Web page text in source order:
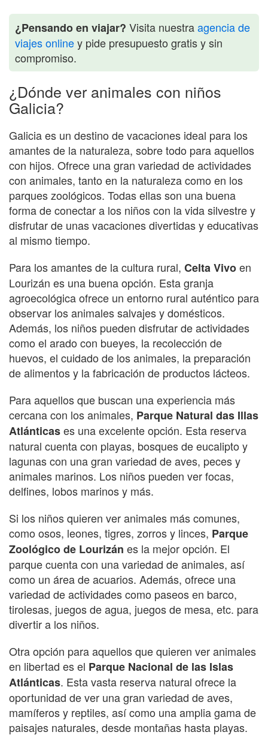
¿Pensando en viajar? Visita nuestraagencia de
viajes onliney pide presupuesto gratis y sin
compromiso.
¿Dónde ver animales con niños
Galicia?
Galicia es un destino de vacaciones ideal para los
amantes de la naturaleza, sobre todo para aquellos
con hijos. Ofrece una gran variedad de actividades
con animales, tanto en la naturaleza como en los
parques zoológicos. Todas ellas son una buena
forma de conectar a los niños con la vida silvestre y
disfrutar de unas vacaciones divertidas y educativas
al mismo tiempo.
Para los amantes de la cultura rural, Celta Vivoen
Lourizán es una buena opción. Esta granja
agroecológica ofrece un entorno rural auténtico para
observar los animales salvajes y domésticos.
Además, los niños pueden disfrutar de actividades
como el arado con bueyes, la recolección de
huevos, el cuidado de los animales, la preparación
de alimentos y la fabricación de productos lácteos.
Para aquellos que buscan una experiencia más
cercana con los animales, Parque Natural das Illas
Atlánticases una excelente opción. Esta reserva
natural cuenta con playas, bosques de eucalipto y
lagunas con una gran variedad de aves, peces y
animales marinos. Los niños pueden ver focas,
delfines, lobos marinos y más.
Si los niños quieren ver animales más comunes,
como osos, leones, tigres, zorros y linces, Parque
Zoológico de Lourizán es la mejor opción. El
parque cuenta con una variedad de animales, así
como un área de acuarios. Además, ofrece una
variedad de actividades como paseos en barco,
tirolesas, juegos de agua, juegos de mesa, etc. para
divertir a los niños.
Otra opción para aquellos que quieren ver animales
en libertad es el Parque Nacional de las Islas
Atlánticas. Esta vasta reserva natural ofrece la
oportunidad de ver una gran variedad de aves,
mamíferos y reptiles, así como una amplia gama de
paisajes naturales, desde montañas hasta playas.